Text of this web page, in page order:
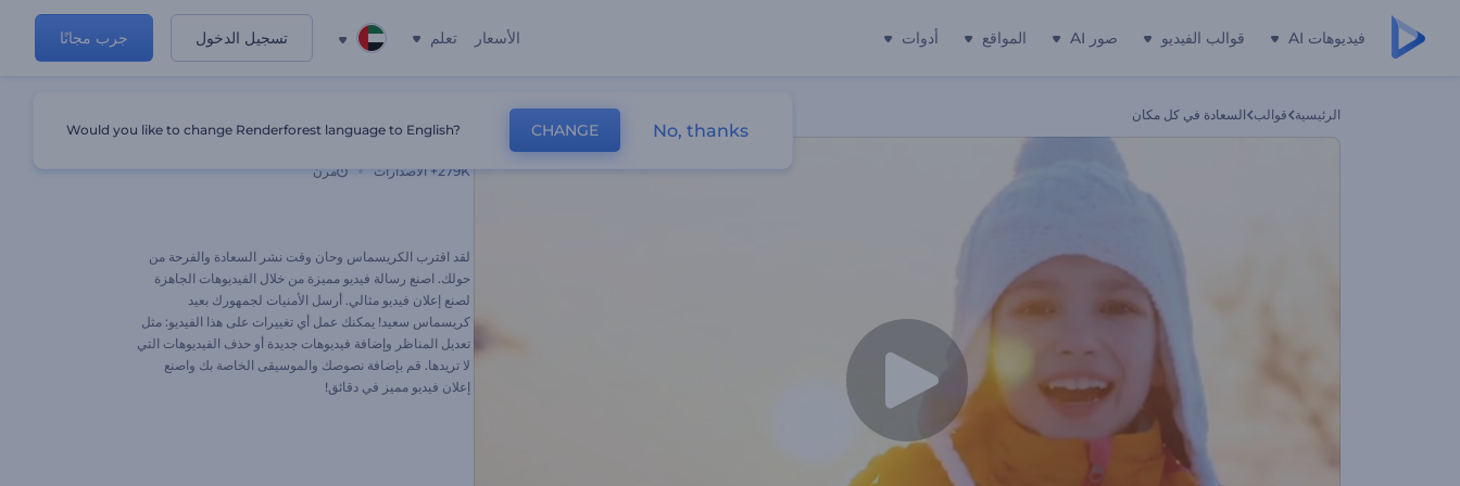
فيديوهات AI قوالب الفيديو صور AI المواقع أدوات الأسعار تعلم تسجيل الدخول جرب مجانًا
الرئيسية قوالب السعادة في كل مكان
279K+ الاصدارات مرن
لقد اقترب الكريسماس وحان وقت نشر السعادة والفرحة من
حولك. اصنع رسالة فيديو مميزة من خلال الفيديوهات الجاهزة
لصنع إعلان فيديو مثالي. أرسل الأمنيات لجمهورك بعيد
كريسماس سعيد! يمكنك عمل أي تغييرات على هذا الفيديو: مثل
تعديل المناظر وإضافة فيديوهات جديدة أو حذف الفيديوهات التي
لا تريدها. قم بإضافة نصوصك والموسيقى الخاصة بك واصنع
إعلان فيديو مميز في دقائق!
Would you like to change Renderforest language to English? CHANGE No, thanks